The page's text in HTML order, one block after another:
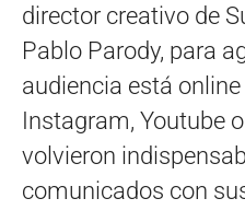
director creativo de
Pablo Parody, para
audiencia está
Instagram, Youtube
volvieron
comunicados con